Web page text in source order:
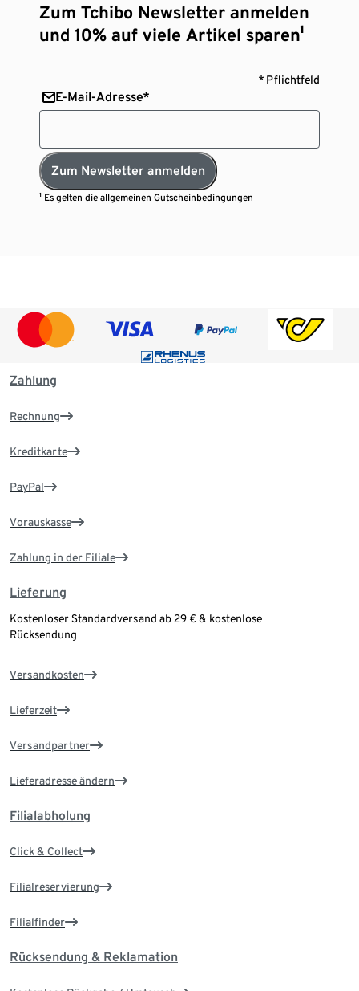
Zum Tchibo Newsletter anmelden
und 10% auf viele Artikel sparen¹
* Pflichtfeld
E-Mail-Adresse*
Zum Newsletter anmelden
¹ Es gelten dieallgemeinen Gutscheinbedingungen
Zahlung
Rechnung
Kreditkarte
PayPal
Vorauskasse
Zahlung in der Filiale
Lieferung
Kostenloser Standardversand ab 29 € & kostenlose
Rücksendung
Versandkosten
Lieferzeit
Versandpartner
Lieferadresse ändern
Filialabholung
Click & Collect
Filialreservierung
Filialfinder
Rücksendung & Reklamation